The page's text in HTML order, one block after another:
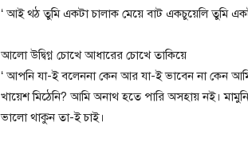
‘ আই থঠ তুমি একটা চালাক মেয়ে বাট একচুয়েলি তুমি
আলো উদ্বিগ্ন চোখে আধারের চোখে তাকিয়ে
‘ আপনি যা-ই বলেননা কেন আর যা-ই ভাবেন না কেন
খায়েশ মিঠেনি? আমি অনাথ হতে পারি অসহায় নই।
ভালো থাকুন তা-ই চাই।